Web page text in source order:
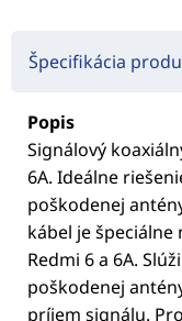
Špecifikácia
Popis
Signálový
6A. Ideálne
poškodenej
kábel je
Redmi 6 a 6A.
poškodenej
príjem signálu.